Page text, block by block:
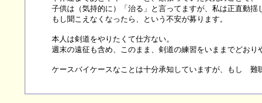
子供は（気持的に）「治る」と言ってますが、私は正直動揺
もし聞こえなくなったら、という不安が募ります。
本人は剣道をやりたくて仕方ない。
週末の遠征も含め、このまま、剣道の練習をいままでどお
ケースバイケースなことは十分承知していますが、もし 難